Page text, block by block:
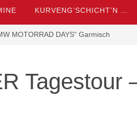
KURVENG’SCHICHT’N …
MOTORRAD DAYS“ Garmisch
Tagestour